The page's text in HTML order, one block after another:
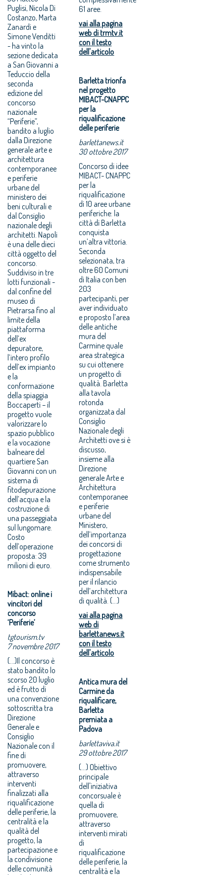
Puglisi, Nicola Di
Costanzo, Marta
Zanardi e
Simone Venditti
- ha vinto la
sezione dedicata
a San Giovanni a
Teduccio della
seconda
edizione del
concorso
nazionale
“Periferie”,
bandito a luglio
dalla Direzione
generale arte e
architettura
contemporanee
e periferie
urbane del
ministero dei
beni culturali e
dal Consiglio
nazionale degli
architetti. Napoli
è una delle dieci
città oggetto del
concorso.
Suddiviso in tre
lotti funzionali -
dal confine del
museo di
Pietrarsa fino al
limite della
piattaforma
dell’ex
depuratore,
l’intero profilo
dell’ex impianto
e la
conformazione
della spiaggia
Boccaperti – il
progetto vuole
valorizzare lo
spazio pubblico
e la vocazione
balneare del
quartiere San
Giovanni con un
sistema di
fitodepurazione
dell’acqua e la
costruzione di
una passeggiata
sul lungomare.
Costo
dell’operazione
proposta: 39
milioni di euro.
Mibact: online i
vincitori del
concorso
‘Periferie’
tgtourism.tv
7 novembre 2017
(...)Il concorso è
stato bandito lo
scorso 20 luglio
ed è frutto di
una convenzione
sottoscritta tra
Direzione
Generale e
Consiglio
Nazionale con il
fine di
promuovere,
attraverso
interventi
finalizzati alla
riqualificazione
delle periferie, la
centralità e la
qualità del
progetto, la
partecipazione e
la condivisione
delle comunità
61 aree.
vai alla pagina
web di trmtv.it
con il testo
dell'articolo
Barletta trionfa
nel progetto
MIBACT-CNAPPC
per la
riqualificazione
delle periferie
barlettanews.it
30 ottobre 2017
Concorso di idee
MIBACT- CNAPPC
per la
riqualificazione
di 10 aree urbane
periferiche: la
città di Barletta
conquista
un’altra vittoria.
Seconda
selezionata, tra
oltre 60 Comuni
di Italia con ben
203
partecipanti, per
aver individuato
e proposto l’area
delle antiche
mura del
Carmine quale
area strategica
su cui ottenere
un progetto di
qualità. Barletta
alla tavola
rotonda
organizzata dal
Consiglio
Nazionale degli
Architetti ove si è
discusso,
insieme alla
Direzione
generale Arte e
Architettura
contemporanee
e periferie
urbane del
Ministero,
dell’importanza
dei concorsi di
progettazione
come strumento
indispensabile
per il rilancio
dell’architettura
di qualità. (...)
vai alla pagina
web di
barlettanews.it
con il testo
dell'articolo
Antica mura del
Carmine da
riqualificare,
Barletta
premiata a
Padova
barlettaviva.it
29 ottobre 2017
(...) Obiettivo
principale
dell'iniziativa
concorsuale è
quella di
promuovere,
attraverso
interventi mirati
di
riqualificazione
delle periferie, la
centralità e la